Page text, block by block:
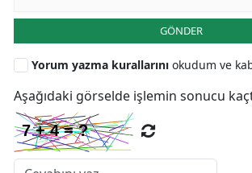
GÖNDER
Yorum yazma kurallarını okudum ve
Aşağıdaki görselde işlemin sonucu